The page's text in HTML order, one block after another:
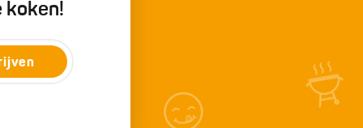
koken!